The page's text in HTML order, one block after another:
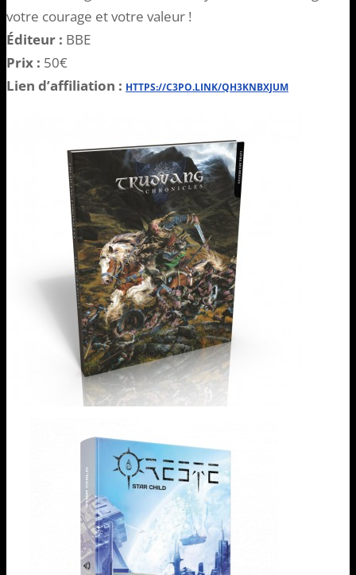
votre courage et votre valeur !
Éditeur : BBE
Prix : 50€
Lien d’affiliation : HTTPS://C3PO.LINK/QH3KNBXJUM